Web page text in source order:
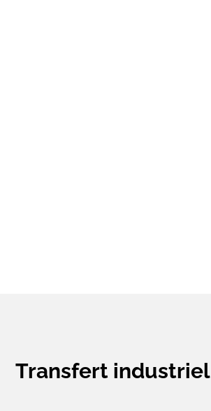
Transfert industriel